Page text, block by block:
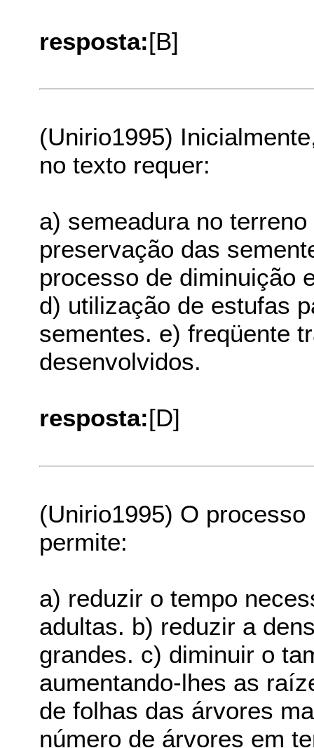
resposta:[B]
(Unirio1995)
no texto requer:
a) semeadura no
preservação das
processo de diminuição
d) utilização de estufas
sementes. e) freqüente
desenvolvidos.
resposta:[D]
(Unirio1995) O
permite:
a) reduzir o tempo
adultas. b) reduzir a
grandes. c) diminuir o
aumentando-lhes as
de folhas das árvores
número de árvores em